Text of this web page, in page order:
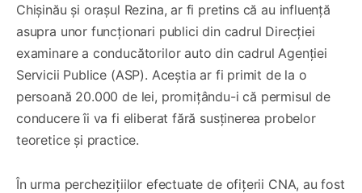
Chișinău și orașul Rezina, ar fi pretins că au influență
asupra unor funcționari publici din cadrul Direcției
examinare a conducătorilor auto din cadrul Agenției
Servicii Publice (ASP). Aceștia ar fi primit de la o
persoană 20.000 de lei, promițându-i că permisul de
conducere îi va fi eliberat fără susținerea probelor
teoretice și practice.
În urma perchezițiilor efectuate de ofițerii CNA, au fost